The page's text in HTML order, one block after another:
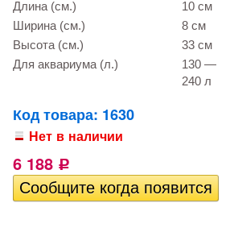
Длина (см.)
10 см
Ширина (см.)
8 см
Высота (см.)
33 см
Для аквариума (л.)
130 —
240 л
Код товара: 1630
Нет в наличии
6 188 Р